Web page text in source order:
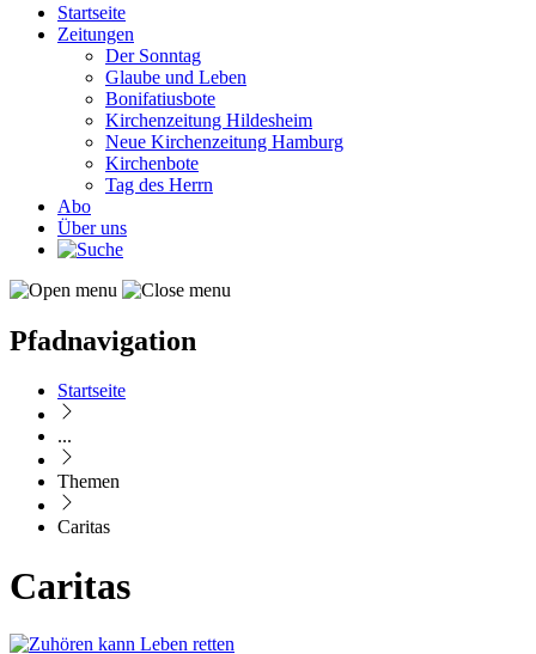
Startseite
Zeitungen
Der Sonntag
Glaube und Leben
Bonifatiusbote
Kirchenzeitung Hildesheim
Neue Kirchenzeitung Hamburg
Kirchenbote
Tag des Herrn
Abo
Über uns
Pfadnavigation
Startseite
...
Themen
Caritas
Caritas